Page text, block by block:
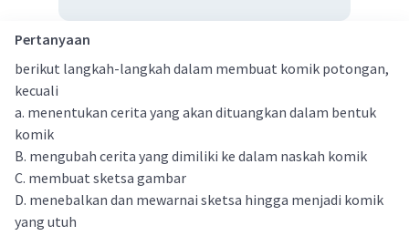
Pertanyaan
berikut langkah-langkah dalam membuat komik potongan,
kecuali
a. menentukan cerita yang akan dituangkan dalam bentuk
komik
B. mengubah cerita yang dimiliki ke dalam naskah komik
C. membuat sketsa gambar
D. menebalkan dan mewarnai sketsa hingga menjadi komik
yang utuh